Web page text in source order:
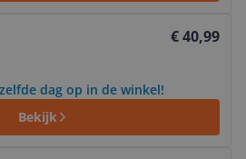
€ 40,99
dag op in de winkel!
Bekijk